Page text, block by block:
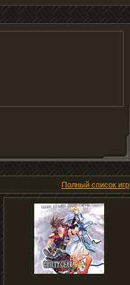
Полный список игр